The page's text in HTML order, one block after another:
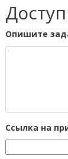
Опишите
Ссылка на